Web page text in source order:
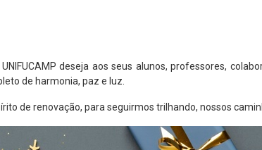
deseja aos seus alunos, professores,
de harmonia, paz e luz.
de renovação, para seguirmos trilhando, nossos